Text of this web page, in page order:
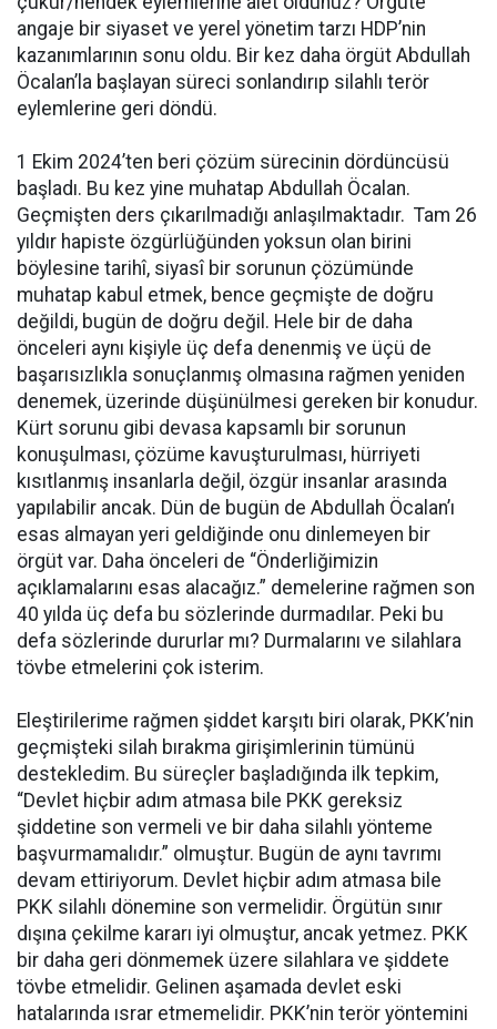
angaje bir siyaset ve yerel yönetim tarzı HDP’nin
kazanımlarının sonu oldu. Bir kez daha örgüt Abdullah
Öcalan’la başlayan süreci sonlandırıp silahlı terör
eylemlerine geri döndü.
1 Ekim 2024’ten beri çözüm sürecinin dördüncüsü
başladı. Bu kez yine muhatap Abdullah Öcalan.
Geçmişten ders çıkarılmadığı anlaşılmaktadır. Tam 26
yıldır hapiste özgürlüğünden yoksun olan birini
böylesine tarihî, siyasî bir sorunun çözümünde
muhatap kabul etmek, bence geçmişte de doğru
değildi, bugün de doğru değil. Hele bir de daha
önceleri aynı kişiyle üç defa denenmiş ve üçü de
başarısızlıkla sonuçlanmış olmasına rağmen yeniden
denemek, üzerinde düşünülmesi gereken bir konudur.
Kürt sorunu gibi devasa kapsamlı bir sorunun
konuşulması, çözüme kavuşturulması, hürriyeti
kısıtlanmış insanlarla değil, özgür insanlar arasında
yapılabilir ancak. Dün de bugün de Abdullah Öcalan’ı
esas almayan yeri geldiğinde onu dinlemeyen bir
örgüt var. Daha önceleri de “Önderliğimizin
açıklamalarını esas alacağız.” demelerine rağmen son
40 yılda üç defa bu sözlerinde durmadılar. Peki bu
defa sözlerinde dururlar mı? Durmalarını ve silahlara
tövbe etmelerini çok isterim.
Eleştirilerime rağmen şiddet karşıtı biri olarak, PKK’nin
geçmişteki silah bırakma girişimlerinin tümünü
destekledim. Bu süreçler başladığında ilk tepkim,
“Devlet hiçbir adım atmasa bile PKK gereksiz
şiddetine son vermeli ve bir daha silahlı yönteme
başvurmamalıdır.” olmuştur. Bugün de aynı tavrımı
devam ettiriyorum. Devlet hiçbir adım atmasa bile
PKK silahlı dönemine son vermelidir. Örgütün sınır
dışına çekilme kararı iyi olmuştur, ancak yetmez. PKK
bir daha geri dönmemek üzere silahlara ve şiddete
tövbe etmelidir. Gelinen aşamada devlet eski
hatalarında ısrar etmemelidir. PKK’nin terör yöntemini